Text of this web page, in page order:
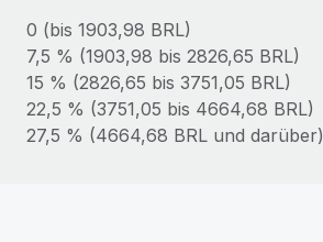
0 (bis 1903,98 BRL)
7,5 % (1903,98 bis 2826,65 BRL)
15 % (2826,65 bis 3751,05 BRL)
22,5 % (3751,05 bis 4664,68 BRL)
27,5 % (4664,68 BRL und darüber)